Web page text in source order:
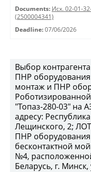
Documents: Исх. 02-01-
(2500004341)
Deadline: 07/06/2026
Выбор
ПНР
монтаж и ПНР
"Топаз-280-03" на
адресу:
Лещинского, 2;
ПНР
бесконтактной
№4,
Беларусь, г.